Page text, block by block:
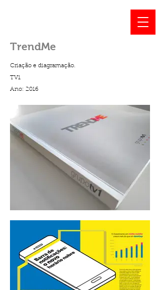
TrendMe
Criação e diagramação.
TV1
Ano: 2016